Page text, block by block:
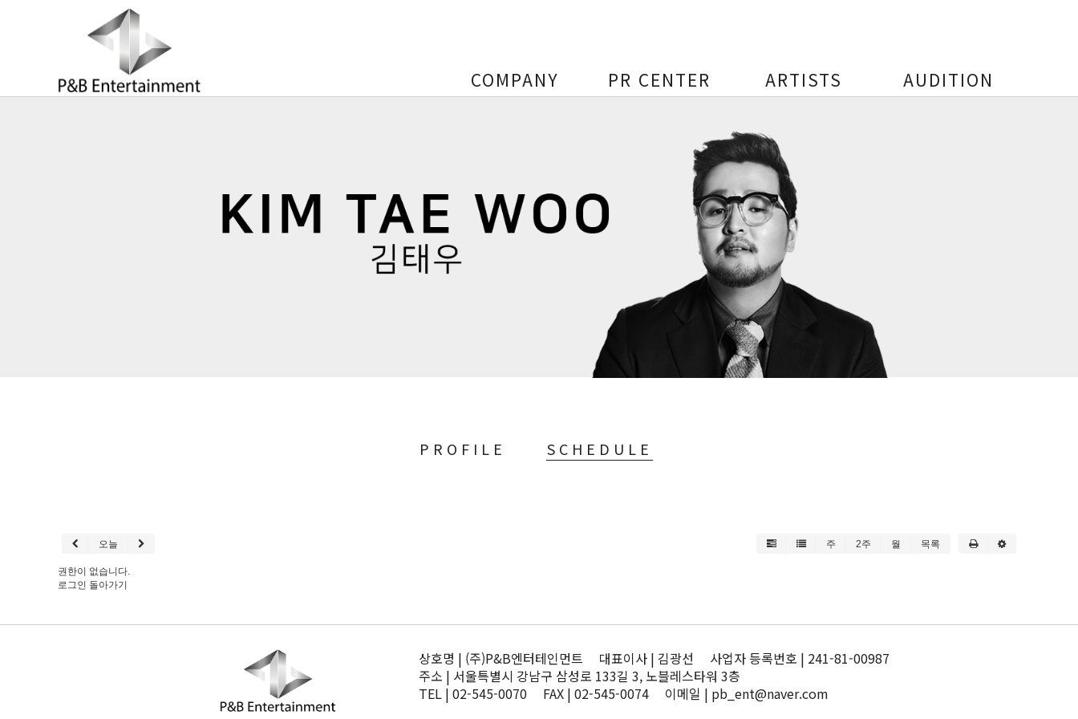
COMPANY PR CENTER ARTISTS AUDITION
PROFILE SCHEDULE
오늘 주 2주 월 목록
권한이 없습니다.
로그인 돌아가기
상호명 | (주)P&B엔터테인먼트 대표이사 | 김광선 사업자 등록번호 | 241-81-00987
주소 | 서울특별시 강남구 삼성로 133길 3, 노블레스타워 3층
TEL | 02-545-0070 FAX | 02-545-0074 이메일 | pb_ent@naver.com